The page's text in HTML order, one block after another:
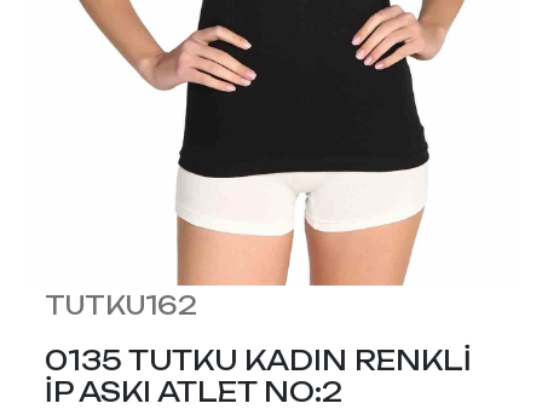
TUTKU162
0135 TUTKU KADIN RENKLİ
İP ASKI ATLET NO:2